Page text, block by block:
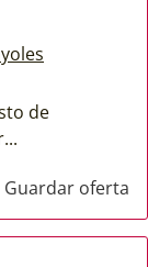
de
Guardar oferta